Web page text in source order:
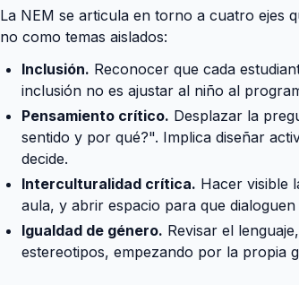
La NEM se articula en torno a cuatro ejes
no como temas aislados:
Inclusión. Reconocer que cada
inclusión no es ajustar al niño al
Pensamiento crítico. Desplazar la
sentido y por qué?". Implica diseñar
decide.
Interculturalidad crítica. Hacer visible
aula, y abrir espacio para que
Igualdad de género. Revisar el
estereotipos, empezando por la propia